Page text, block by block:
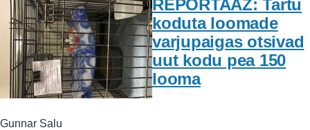
REPORTAAŽ: Tartu
koduta loomade
varjupaigas otsivad
uut kodu pea 150
looma
Gunnar Salu